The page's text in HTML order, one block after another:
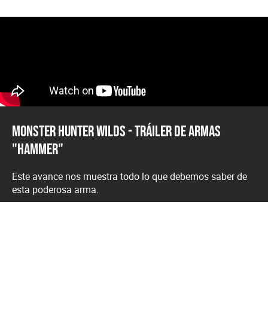
Monster Hunter Wilds - Tráiler de Armas
"Hammer"
Este avance nos muestra todo lo que debemos saber de
esta poderosa arma.